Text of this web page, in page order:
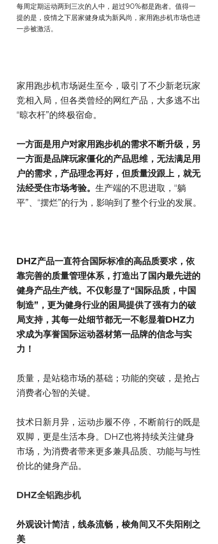
每周定期运动两到三次的人中，超过90%都是跑者。值得一
提的是，疫情之下居家健身成为新风尚，家用跑步机市场也进
一步被激活。
家用跑步机市场诞生至今，吸引了不少新老玩家
竞相入局，但各类曾经的网红产品，大多逃不出
“晾衣杆”的终极宿命。
一方面是用户对家用跑步机的需求不断升级，另
一方面是品牌玩家僵化的产品思维，无法满足用
户的需求，产品理念再好，但质量没跟上，就无
法经受住市场考验。 生产端的不思进取，“躺
平”、“摆烂”的行为，影响到了整个行业的发展。
DHZ产品一直符合国际标准的高品质要求，依
靠完善的质量管理体系，打造出了国内最先进的
健身产品生产线。不仅彰显了“国际品质，中国
制造”，更为健身行业的困局提供了强有力的破
局支持，其每一处细节都无一不彰显着DHZ力
求成为享誉国际运动器材第一品牌的信念与实
力！
质量，是站稳市场的基础；功能的突破，是抢占
消费者心智的关键。
技术日新月异，运动步履不停，不断前行的既是
双脚，更是生活本身。DHZ也将持续关注健身
市场，为消费者带来更多兼具品质、功能与与性
价比的健身产品。
DHZ全铝跑步机
外观设计简洁，线条流畅，棱角间又不失阳刚之
美